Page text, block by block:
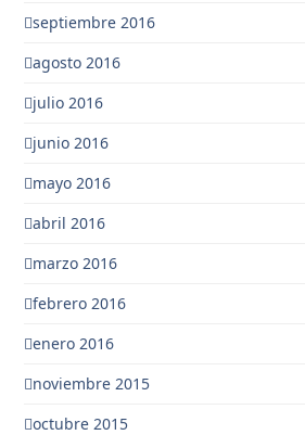
septiembre 2016
agosto 2016
julio 2016
junio 2016
mayo 2016
abril 2016
marzo 2016
febrero 2016
enero 2016
noviembre 2015
octubre 2015